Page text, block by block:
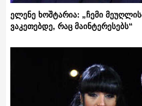
ელენე ხოშტარია: „ჩემი
ვაკეთებდე, რაც მაინტერესებს“